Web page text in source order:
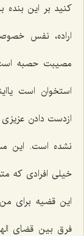
کنید بر این بنده
اراده، نفس
مصیبت حصبه
استخوان است
ازدست دادن
نشده است. این
خیلى افرادى که
این قضیه براى
فرق بین قضاى